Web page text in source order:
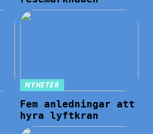
NYHETER
Fem anledningar att
hyra lyftkran